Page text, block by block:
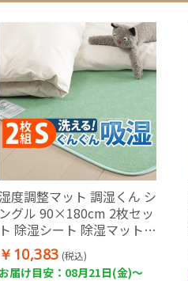
度調整マット 調湿くん シ
ングル 90×180cm 2枚セッ
ト 除湿シート 除湿マット
洗える
￥10,383 (税込)
お届け目安：08月21日(金)～